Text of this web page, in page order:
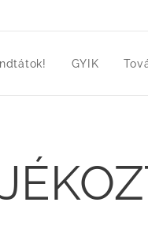
GYIK